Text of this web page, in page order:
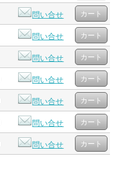
問い合せ
問い合せ
問い合せ
問い合せ
問い合せ
問い合せ
問い合せ